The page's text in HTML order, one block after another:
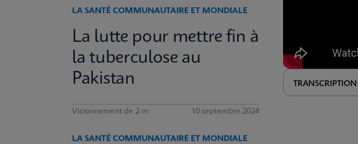
LA SANTÉ COMMUNAUTAIRE ET MONDIALE
La lutte pour mettre fin à
la tuberculose au
Pakistan
Visionnement de 2 m 10 septembre 2024
LA SANTÉ COMMUNAUTAIRE ET MONDIALE
TRANSCRIPTION